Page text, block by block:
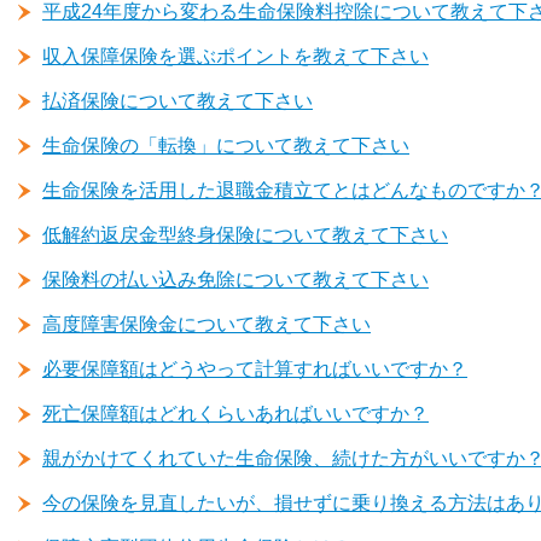
平成24年度から変わる生命保険料控除について教えて下
収入保障保険を選ぶポイントを教えて下さい
払済保険について教えて下さい
生命保険の「転換」について教えて下さい
生命保険を活用した退職金積立てとはどんなものですか？
低解約返戻金型終身保険について教えて下さい
保険料の払い込み免除について教えて下さい
高度障害保険金について教えて下さい
必要保障額はどうやって計算すればいいですか？
死亡保障額はどれくらいあればいいですか？
親がかけてくれていた生命保険、続けた方がいいですか？
今の保険を見直したいが、損せずに乗り換える方法はあ